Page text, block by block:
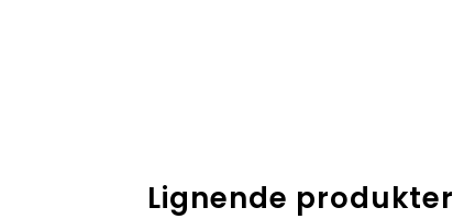
Lignende produkter